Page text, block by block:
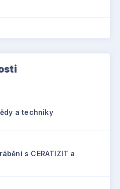
a techniky
s CERATIZIT a